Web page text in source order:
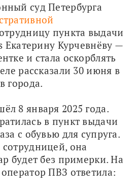
пункта выдачи
Екатерину Курчевнёву —
и стала оскорблять
рассказали 30 июня в
города.
8 января 2025 года.
в пункт выдачи
с обувью для супруга.
она
будет без примерки. На
ПВЗ ответила: